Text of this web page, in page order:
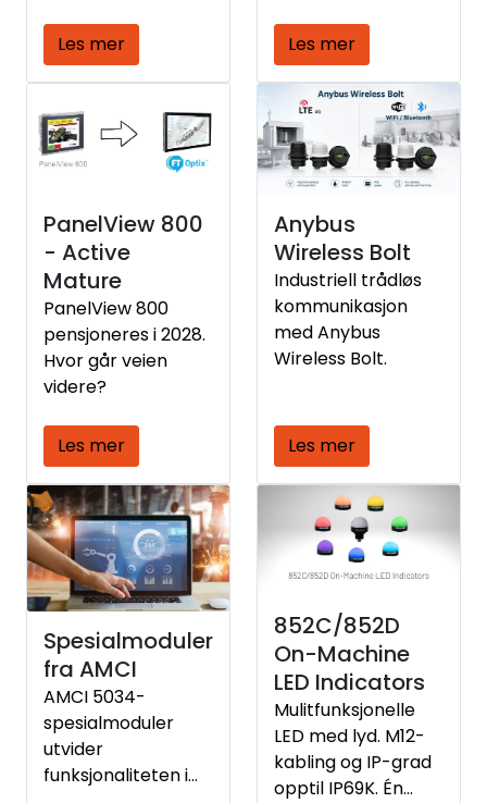
Les mer Les mer
PanelView 800
- Active
Mature
PanelView 800
pensjoneres i 2028.
Hvor går veien
videre?
Les mer
Anybus
Wireless Bolt
Industriell trådløs
kommunikasjon
med Anybus
Wireless Bolt.
Les mer
Spesialmoduler
fra AMCI
AMCI 5034-
spesialmoduler
utvider
funksjonaliteten i
852C/852D
On-Machine
LED Indicators
Mulitfunksjonelle
LED med lyd. M12-
kabling og IP-grad
opptil IP69K. Én